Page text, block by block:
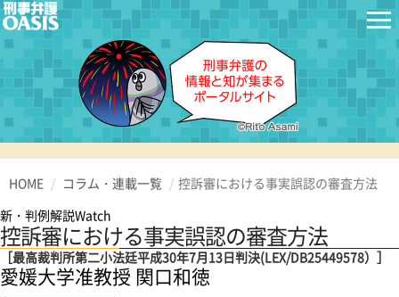
HOME コラム・連載一覧
控訴審における事実誤認の審査方法
新・判例解説Watch
控訴審における事実誤認の審査方法
［最高裁判所第二小法廷平成30年7月13日判決(LEX/DB25449578）］
愛媛大学准教授 関口和徳